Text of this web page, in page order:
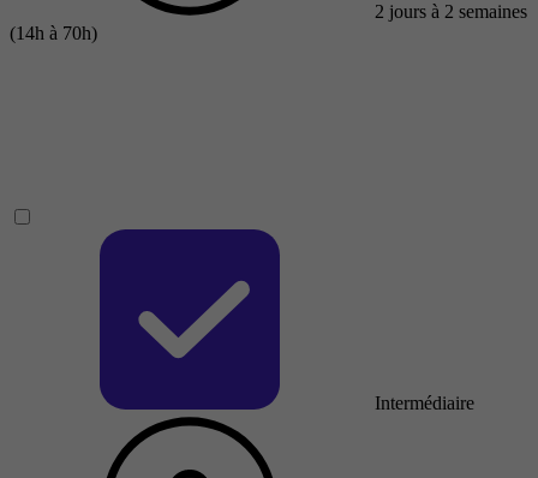
2 jours à 2 semaines
(14h à 70h)
Intermédiaire